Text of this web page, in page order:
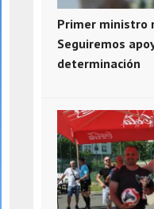
Primer ministro
Seguiremos
determinación